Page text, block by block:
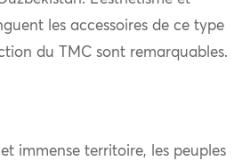
les accessoires de ce type
du TMC sont remarquables.
immense territoire, les peuples